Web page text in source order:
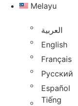
Melayu
العربية
English
Français
Русский
Español
Tiếng